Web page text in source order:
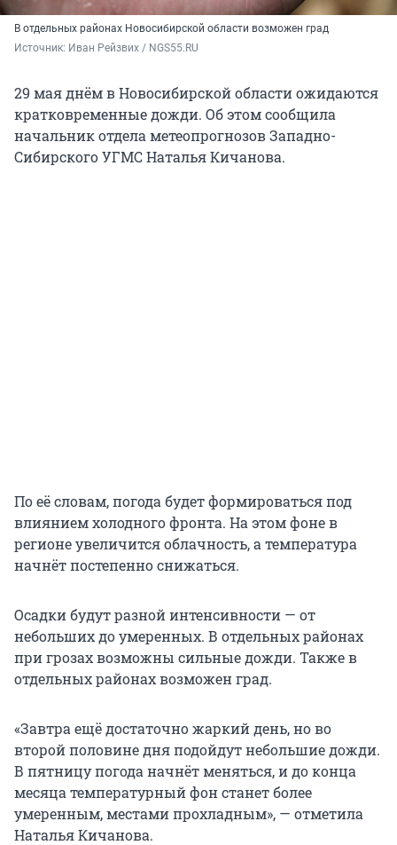
В отдельных районах Новосибирской области возможен град
Источник: Иван Рейзвих / NGS55.RU
29 мая днём в Новосибирской области ожидаются
кратковременные дожди. Об этом сообщила
начальник отдела метеопрогнозов Западно-
Сибирского УГМС Наталья Кичанова.
По её словам, погода будет формироваться под
влиянием холодного фронта. На этом фоне в
регионе увеличится облачность, а температура
начнёт постепенно снижаться.
Осадки будут разной интенсивности — от
небольших до умеренных. В отдельных районах
при грозах возможны сильные дожди. Также в
отдельных районах возможен град.
«Завтра ещё достаточно жаркий день, но во
второй половине дня подойдут небольшие дожди.
В пятницу погода начнёт меняться, и до конца
месяца температурный фон станет более
умеренным, местами прохладным», — отметила
Наталья Кичанова.